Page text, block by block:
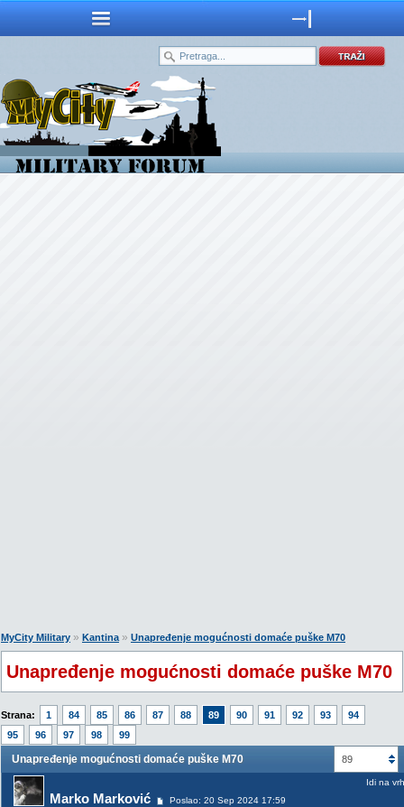
MyCity Military » Kantina» Unapređenje mogućnosti domaće puške M70
Unapređenje mogućnosti domaće puške M70
Strana: 1 84 85 86 87 88 89 90 91 92 93
94
95
96 97 98 99
89
Unapređenje mogućnosti domaće puške M70
Marko Marković Poslao: 20 Sep 2024 17:59
Idi na vrh